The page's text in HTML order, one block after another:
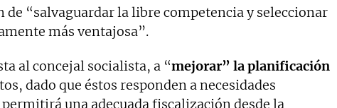
de “salvaguardar la libre competencia y seleccionar
más ventajosa”.
al concejal socialista, a “mejorar” la planificación
dado que éstos responden a necesidades
una adecuada fiscalización desde la